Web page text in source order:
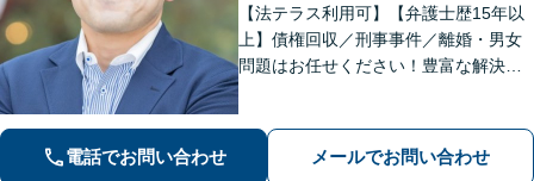
【法テラス利用可】【弁護士歴15年以
上】債権回収／刑事事件／離婚・男女
問題はお任せください！豊富な解決実
談】【完全個室相談】【休日・夜間対
応可】【本通駅5分】
電話でお問い合わせ メールでお問い合わせ